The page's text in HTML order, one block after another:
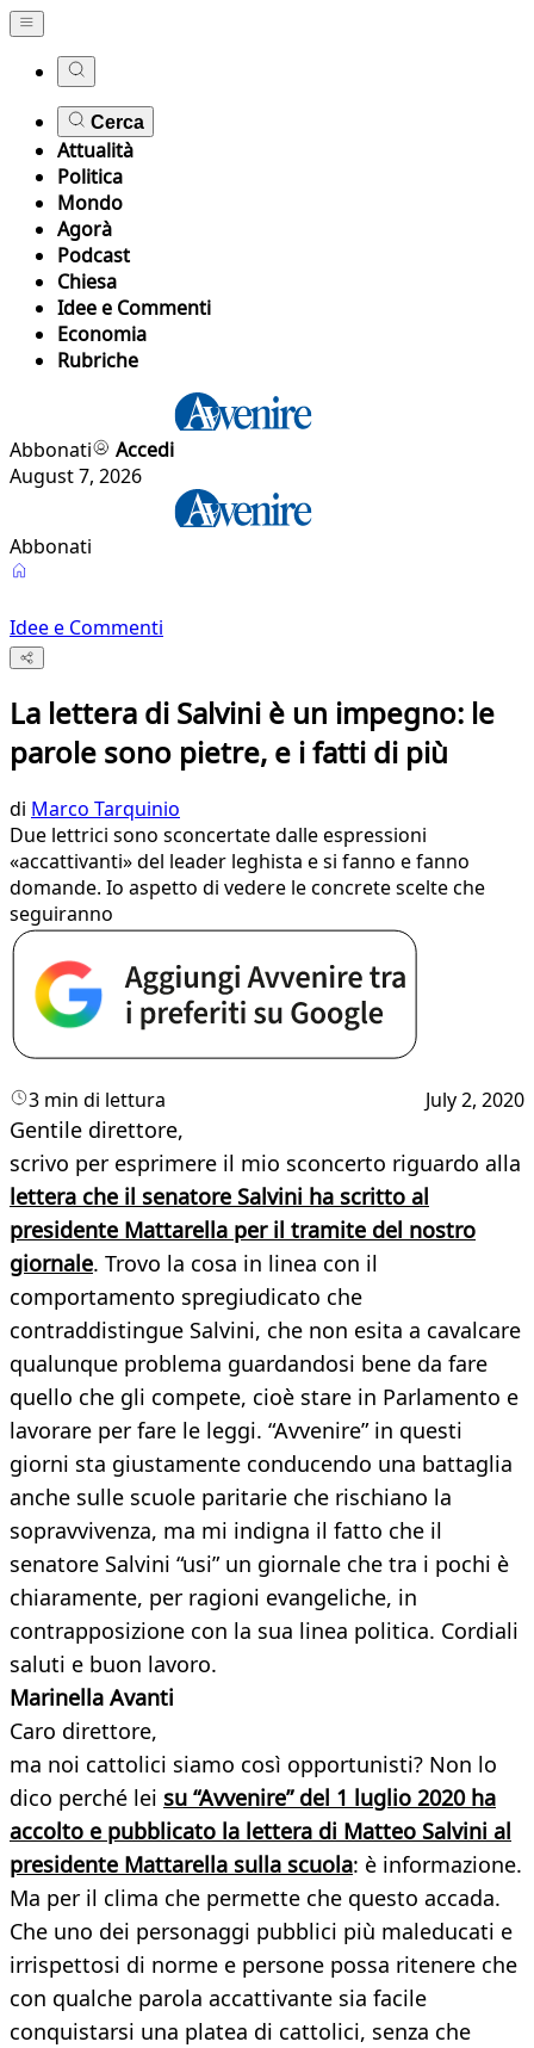
Cerca
Attualità
Politica
Mondo
Agorà
Podcast
Chiesa
Idee e Commenti
Economia
Rubriche
Abbonati
Accedi
August 7, 2026
Abbonati
Idee e Commenti
La lettera di Salvini è un impegno: le
parole sono pietre, e i fatti di più
di Marco Tarquinio
Due lettrici sono sconcertate dalle espressioni
«accattivanti» del leader leghista e si fanno e fanno
domande. Io aspetto di vedere le concrete scelte che
seguiranno
3 min di lettura July 2, 2020
Gentile direttore,
scrivo per esprimere il mio sconcerto riguardo alla
lettera che il senatore Salvini ha scritto al
presidente Mattarella per il tramite del nostro
giornale. Trovo la cosa in linea con il
comportamento spregiudicato che
contraddistingue Salvini, che non esita a cavalcare
qualunque problema guardandosi bene da fare
quello che gli compete, cioè stare in Parlamento e
lavorare per fare le leggi. “Avvenire” in questi
giorni sta giustamente conducendo una battaglia
anche sulle scuole paritarie che rischiano la
sopravvivenza, ma mi indigna il fatto che il
senatore Salvini “usi” un giornale che tra i pochi è
chiaramente, per ragioni evangeliche, in
contrapposizione con la sua linea politica. Cordiali
saluti e buon lavoro.
Marinella Avanti
Caro direttore,
ma noi cattolici siamo così opportunisti? Non lo
dico perché lei su “Avvenire” del 1 luglio 2020 ha
accolto e pubblicato la lettera di Matteo Salvini al
presidente Mattarella sulla scuola: è informazione.
Ma per il clima che permette che questo accada.
Che uno dei personaggi pubblici più maleducati e
irrispettosi di norme e persone possa ritenere che
con qualche parola accattivante sia facile
conquistarsi una platea di cattolici, senza che